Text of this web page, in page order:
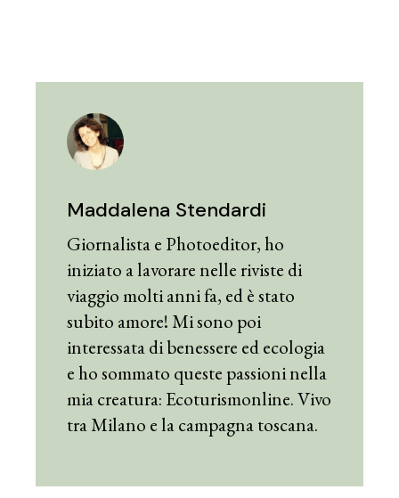
Maddalena Stendardi
Giornalista e Photoeditor, ho
iniziato a lavorare nelle riviste di
viaggio molti anni fa, ed è stato
subito amore! Mi sono poi
interessata di benessere ed ecologia
e ho sommato queste passioni nella
mia creatura: Ecoturismonline. Vivo
tra Milano e la campagna toscana.